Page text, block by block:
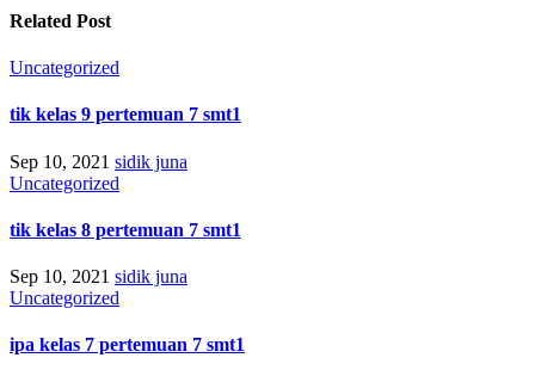
Related Post
Uncategorized
tik kelas 9 pertemuan 7 smt1
Sep 10, 2021 sidik juna
Uncategorized
tik kelas 8 pertemuan 7 smt1
Sep 10, 2021 sidik juna
Uncategorized
ipa kelas 7 pertemuan 7 smt1